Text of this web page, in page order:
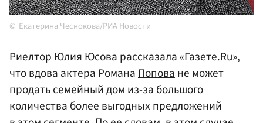
Екатерина Чеснокова/РИА Новости
Риелтор Юлия Юсова рассказала «Газете.Ru»,
что вдова актера РоманаПоповане может
продать семейный дом из-за большого
количества более выгодных предложений